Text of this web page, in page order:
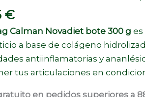
€
Calman Novadiet bote 300 g
a base de colágeno
antiinflamatorias y
tus articulaciones en
en pedidos superiores a